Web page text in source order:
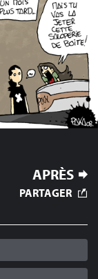
APRÈS
PARTAGER